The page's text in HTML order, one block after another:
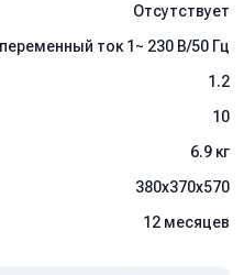
Отсутствует
переменный ток 1~ 230 В/50 Гц
1.2
10
6.9 кг
380х370х570
12 месяцев